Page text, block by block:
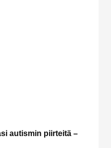
autismin piirteitä –